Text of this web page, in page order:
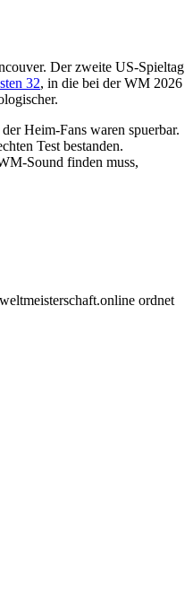
Der zweite US-Spieltag
32, in die bei der WM 2026
Heim-Fans waren spuerbar.
Test bestanden.
Sound finden muss,
ordnet